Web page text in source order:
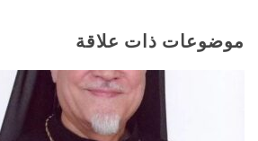
موضوعات ذات علاقة